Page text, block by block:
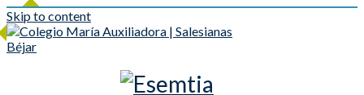
Skip to content